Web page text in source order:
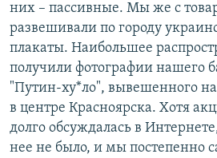
них – пассивные. Мы же с
развешивали по городу
плакаты. Наибольшее
получили фотографии нашего
"Путин-ху*ло", вывешенного
в центре Красноярска. Хотя
долго обсуждалась в
нее не было, и мы постепенно